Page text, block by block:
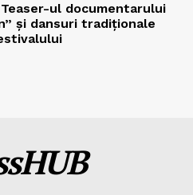
ul documentarului
şi dansuri tradiţionale